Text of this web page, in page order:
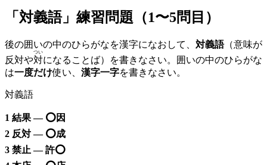
「対義語」練習問題（1〜5問目）
後の囲いの中のひらがなを漢字になおして、 対義語（意味が
反対や対
つい
になることば）を書きなさい。囲いの中のひらがな
は一度だけ使い、 漢字一字を書きなさい。
対義語
1 結果 — ⭕️因
2 反対 — ⭕️成
3 禁止 — 許⭕️